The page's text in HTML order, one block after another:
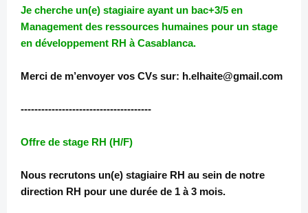
Je cherche un(e) stagiaire ayant un bac+3/5 en
Management des ressources humaines pour un stage
en développement RH à Casablanca.
Merci de m’envoyer vos CVs sur: h.elhaite@gmail.com
--------------------------------------
Offre de stage RH (H/F)
Nous recrutons un(e) stagiaire RH au sein de notre
direction RH pour une durée de 1 à 3 mois.